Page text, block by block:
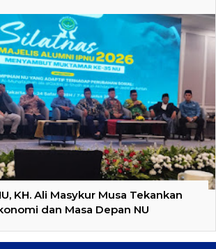
KH. Ali Masykur Musa Tekankan
dan Masa Depan NU